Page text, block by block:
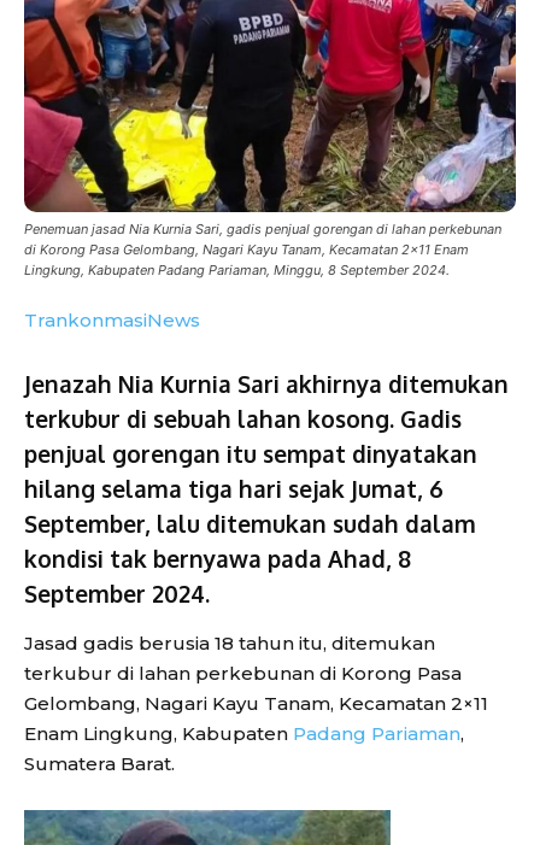
Penemuan jasad Nia Kurnia Sari, gadis penjual gorengan di lahan perkebunan
di Korong Pasa Gelombang, Nagari Kayu Tanam, Kecamatan 2x11 Enam
Lingkung, Kabupaten Padang Pariaman, Minggu, 8 September 2024.
TrankonmasiNews
Jenazah Nia Kurnia Sari akhirnya ditemukan
terkubur di sebuah lahan kosong. Gadis
penjual gorengan itu sempat dinyatakan
hilang selama tiga hari sejak Jumat, 6
September, lalu ditemukan sudah dalam
kondisi tak bernyawa pada Ahad, 8
September 2024.
Jasad gadis berusia 18 tahun itu, ditemukan
terkubur di lahan perkebunan di Korong Pasa
Gelombang, Nagari Kayu Tanam, Kecamatan 2×11
Enam Lingkung, Kabupaten Padang Pariaman,
Sumatera Barat.